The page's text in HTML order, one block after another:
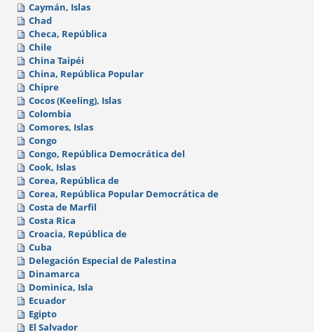
Caymán, Islas
Chad
Checa, República
Chile
China Taipéi
China, República Popular
Chipre
Cocos (Keeling), Islas
Colombia
Comores, Islas
Congo
Congo, República Democrática del
Cook, Islas
Corea, República de
Corea, República Popular Democrática de
Costa de Marfil
Costa Rica
Croacia, República de
Cuba
Delegación Especial de Palestina
Dinamarca
Dominica, Isla
Ecuador
Egipto
El Salvador